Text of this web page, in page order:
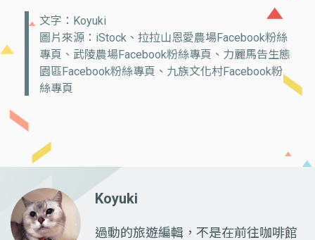
文字：Koyuki
圖片來源：iStock、拉拉山恩愛農場Facebook粉絲
專頁、武陵農場Facebook粉絲專頁、力麗馬告生態
園區Facebook粉絲專頁、九族文化村Facebook粉
絲專頁
Koyuki
過動的旅遊編輯，不是在前往咖啡館